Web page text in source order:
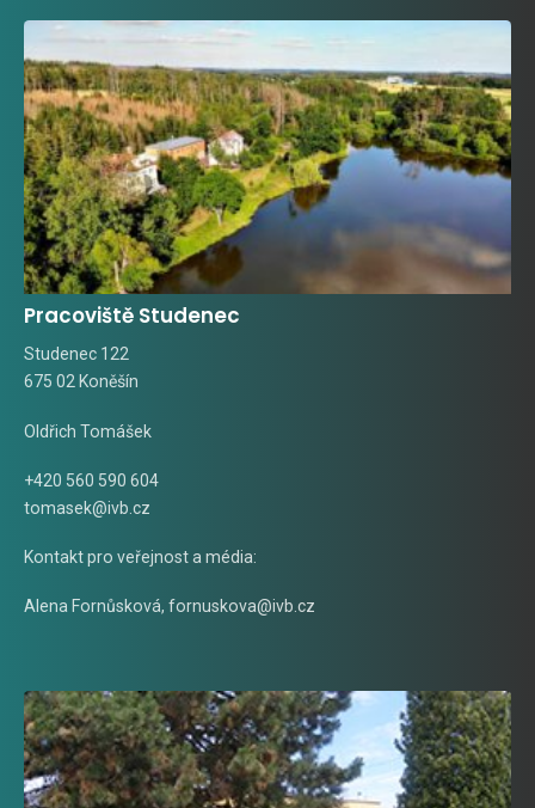
Pracoviště Studenec
Studenec 122
675 02 Koněšín
Oldřich Tomášek
+420 560 590 604
tomasek@ivb.cz
Kontakt pro veřejnost a média:
Alena Fornůsková, fornuskova@ivb.cz